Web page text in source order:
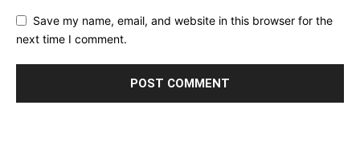
Save my name, email, and website in this browser for the
next time I comment.